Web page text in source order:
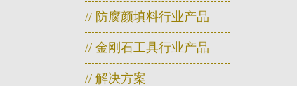
// 防腐颜填料行业产品
// 金刚石工具行业产品
// 解决方案